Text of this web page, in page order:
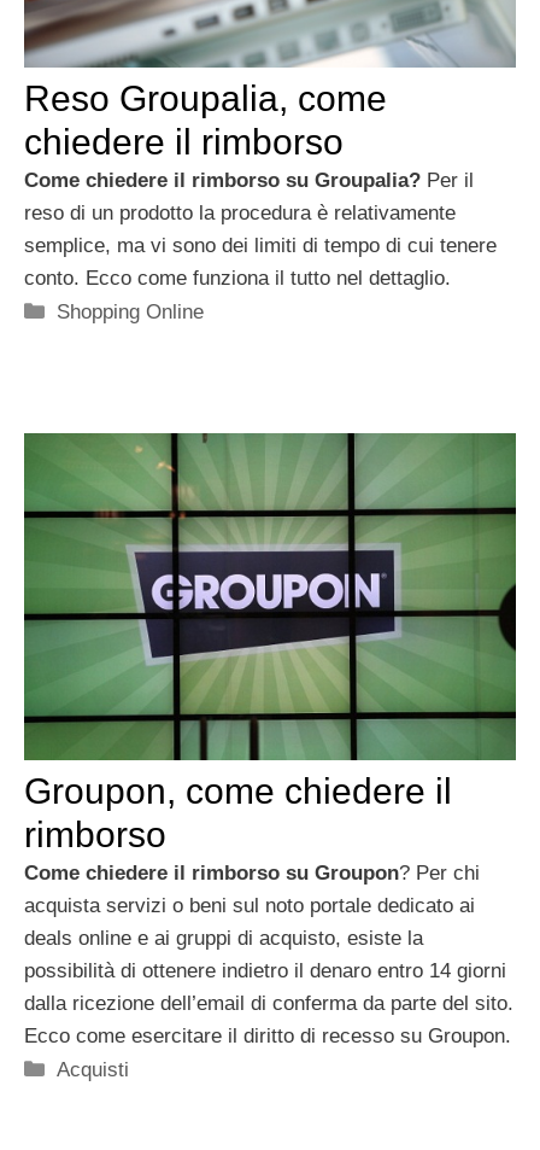
Reso Groupalia, come
chiedere il rimborso
Come chiedere il rimborso su Groupalia? Per il
reso di un prodotto la procedura è relativamente
semplice, ma vi sono dei limiti di tempo di cui tenere
conto. Ecco come funziona il tutto nel dettaglio.
Categorie
Shopping Online
Groupon, come chiedere il
rimborso
Come chiedere il rimborso su Groupon? Per chi
acquista servizi o beni sul noto portale dedicato ai
deals online e ai gruppi di acquisto, esiste la
possibilità di ottenere indietro il denaro entro 14 giorni
dalla ricezione dell’email di conferma da parte del sito.
Ecco come esercitare il diritto di recesso su Groupon.
Categorie
Acquisti